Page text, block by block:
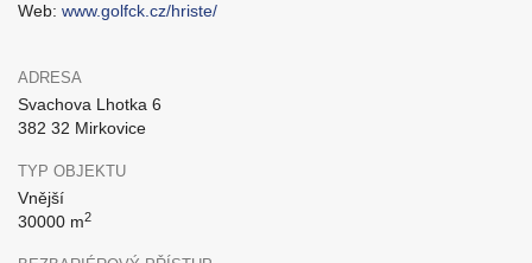
Web: www.golfck.cz/hriste/
ADRESA
Svachova Lhotka 6
382 32 Mirkovice
TYP OBJEKTU
Vnější
30000 m2